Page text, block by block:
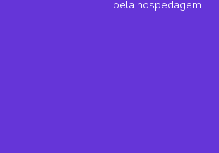
pela hospedagem.